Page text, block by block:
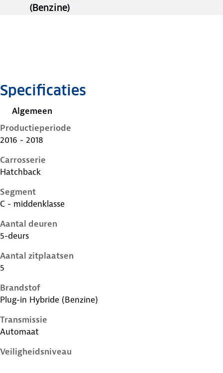
(Benzine)
Specificaties
Algemeen
Productieperiode
2016 - 2018
Carrosserie
Hatchback
Segment
C - middenklasse
Aantal deuren
5-deurs
Aantal zitplaatsen
5
Brandstof
Plug-in Hybride (Benzine)
Transmissie
Automaat
Veiligheidsniveau